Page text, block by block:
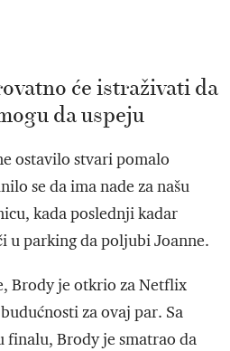
će istraživati da
da uspeju
ostavilo stvari pomalo
se da ima nade za našu
kada poslednji kadar
u parking da poljubi Joanne.
Brody je otkrio za Netflix
za ovaj par. Sa
Brody je smatrao da